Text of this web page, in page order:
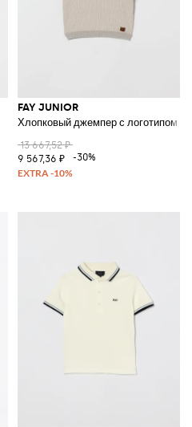
FAY JUNIOR
Хлопковый джемпер с логотипом и
13 667,52 ₽
9 567,36 ₽
-30%